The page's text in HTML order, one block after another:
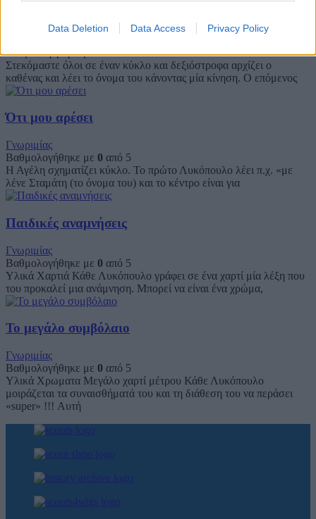
Data Deletion Data Access Privacy Policy
Βαθμολογήθηκε με0από 5
Στεκόμαστε όλοι σε έναν κύκλο και δεξιόστροφα αρχίζει ο
καθένας και λέει το όνομα του κάνοντας μία κίνηση. Ο επόμενος
Ότι μου αρέσει
Γνωριμίας
Βαθμολογήθηκε με 0 από 5
Η Αγέλη σχηματίζει κύκλο. Το πρώτο Λυκόπουλο λέει π.χ. «με
λένε Σταμάτη (το όνομα του) και το κέντρο είναι για
Παιδικές αναμνήσεις
Γνωριμίας
Βαθμολογήθηκε με 0 από 5
Υλικά Χαρτιά Κάθε Λυκόπουλο γράφει σε ένα χαρτί μία λέξη που
του προκαλεί μια ανάμνηση. Μπορεί να είναι ένα χρώμα,
Το μεγάλο συμβόλαιο
Γνωριμίας
Βαθμολογήθηκε με 0 από 5
Υλικά Χρωματα Μεγάλο χαρτί μέτρου Κάθε Λυκόπουλο
μοιράζεται τα συναισθήματά του και τη διάθεση του να περάσει
«super» !!! Αυτή